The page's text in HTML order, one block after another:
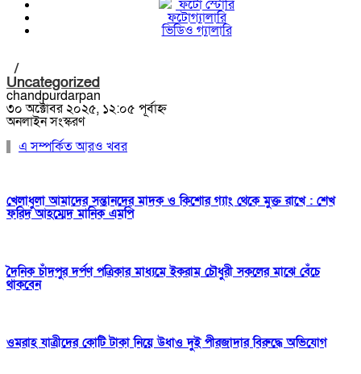
ফটো স্টোরি
ফটোগ্যালারি
ভিডিও গ্যালারি
/
Uncategorized
chandpurdarpan
৩০ অক্টোবর ২০২৫, ১২:০৫ পূর্বাহ্ন
অনলাইন সংস্করণ
এ সম্পর্কিত আরও খবর
খেলাধুলা আমাদের সন্তানদের মাদক ও কিশোর গ্যাং থেকে মুক্ত রাখে : শেখ
ফরিদ আহম্মেদ মানিক এমপি
দৈনিক চাঁদপুর দর্পণ পত্রিকার মাধ্যমে ইকরাম চৌধুরী সকলের মাঝে বেঁচে
থাকবেন
ওমরাহ যাত্রীদের কোটি টাকা নিয়ে উধাও দুই পীরজাদার বিরুদ্ধে অভিযোগ